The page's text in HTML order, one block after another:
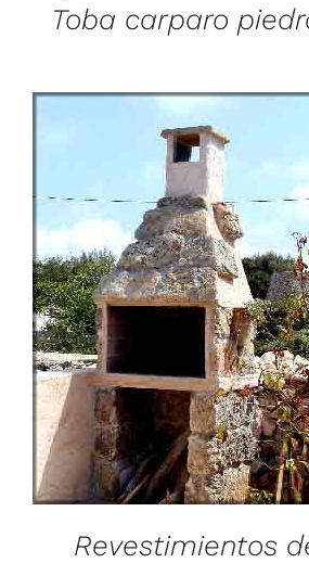
Toba carparo
/
DETAILS
Revestimientos